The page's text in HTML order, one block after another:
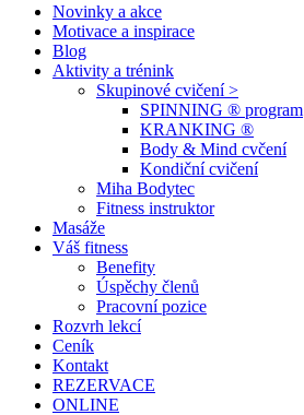
Novinky a akce
Motivace a inspirace
Blog
Aktivity a trénink
Skupinové cvičení >
SPINNING ® program
KRANKING ®
Body & Mind cvčení
Kondiční cvičení
Miha Bodytec
Fitness instruktor
Masáže
Váš fitness
Benefity
Úspěchy členů
Pracovní pozice
Rozvrh lekcí
Ceník
Kontakt
REZERVACE
ONLINE